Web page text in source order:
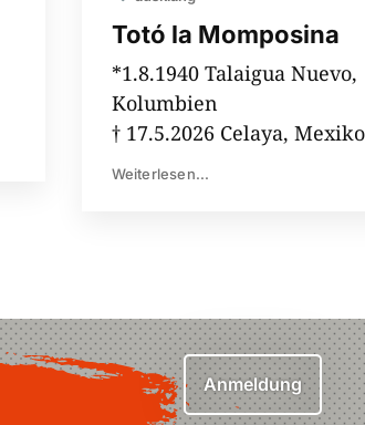
Totó la Momposina
*1.8.1940 Talaigua Nuevo,
Kolumbien
† 17.5.2026 Celaya, Mexiko
Weiterlesen...
Anmeldung